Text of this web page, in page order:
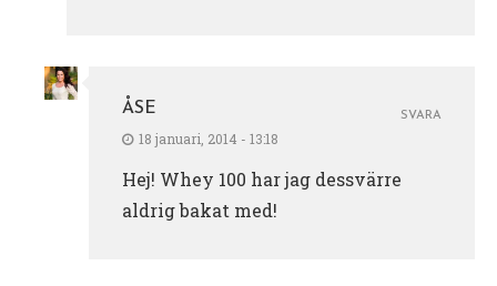
ÅSE
18 januari, 2014 - 13:18
Hej! Whey 100 har jag dessvärre
aldrig bakat med!
SVARA